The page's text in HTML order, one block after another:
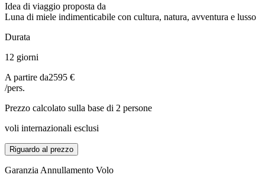
Idea di viaggio proposta da
Luna di miele indimenticabile con cultura, natura, avventura e lusso
Durata
12 giorni
A partire da2595 €
/pers.
Prezzo calcolato sulla base di 2 persone
voli internazionali esclusi
Riguardo al prezzo
Garanzia Annullamento Volo